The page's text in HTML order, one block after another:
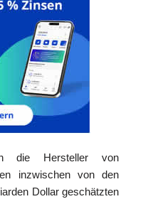
die Hersteller von
inzwischen von den
Dollar geschätzten